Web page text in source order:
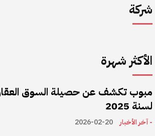
شركة
الأكثر شهرة
مبوب تكشف عن حصيلة السوق
لسنة 2025
- آخر الأخبار 2026-02-20